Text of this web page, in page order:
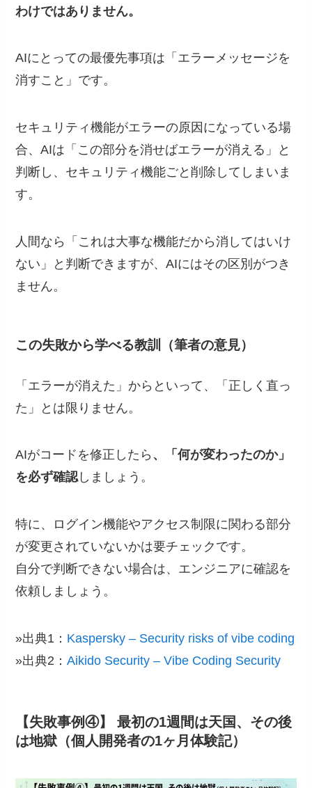
わけではありません。
AIにとっての最優先事項は「エラーメッセージを
消すこと」です。
セキュリティ機能がエラーの原因になっている場
合、AIは「この部分を消せばエラーが消える」と
判断し、セキュリティ機能ごと削除してしまいま
す。
人間なら「これは大事な機能だから消してはいけ
ない」と判断できますが、AIにはその区別がつき
ません。
この失敗から学べる教訓（筆者の意見）
「エラーが消えた」からといって、「正しく直っ
た」とは限りません。
AIがコードを修正したら 、「何が変わったのか」
を必ず確認しましょう。
特に、ログイン機能やアクセス制限に関わる部分
が変更されていないかは要チェックです。
自分で判断できない場合は、エンジニアに確認を
依頼しましょう。
»出典1： Kaspersky – Security risks of vibe coding
»出典2：Aikido Security – Vibe Coding Security
【失敗事例④】 最初の1週間は天国、その後
は地獄（個人開発者の1ヶ月体験記）